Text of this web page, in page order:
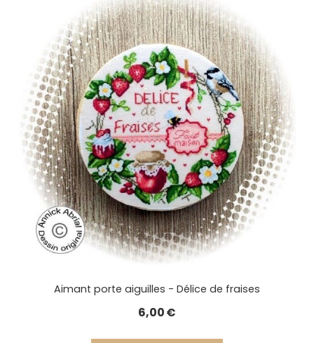
Aimant porte aiguilles - Délice de fraises
6,00€